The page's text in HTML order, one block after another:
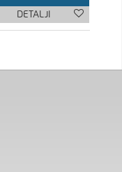
DETALJI